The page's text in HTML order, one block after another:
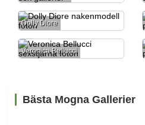
Dolly Diore
Veronica Bellucci
Bästa Mogna Gallerier